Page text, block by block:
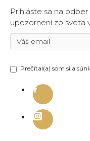
Prihláste sa na
upozornení zo sveta
Prečítal(a) som si a